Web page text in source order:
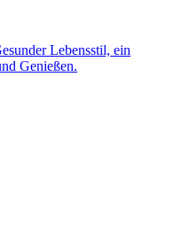
Lebensstil, ein
Genießen.